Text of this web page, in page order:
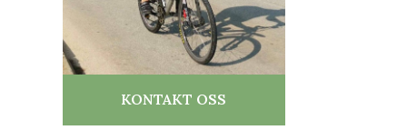
KONTAKT OSS